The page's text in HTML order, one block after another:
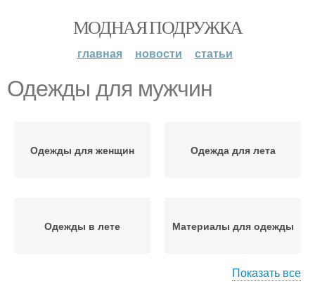
МОДНАЯ ПОДРУЖКА
главная новости статьи
Одежды для мужчин
Одежды для женщин Одежда для лета
Одежды в лете Материалы для одежды
Показать все